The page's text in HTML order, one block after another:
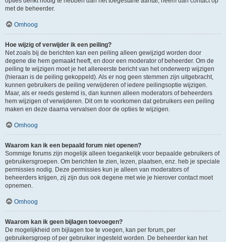
met de beheerder.
Omhoog
Hoe wijzig of verwijder ik een peiling?
Net zoals bij de berichten kan een peiling alleen gewijzigd worden door
degene die hem gemaakt heeft, en door een moderator of beheerder. Om de
peiling te wijzigen moet je het allereerste bericht van het onderwerp wijzigen
(hieraan is de peiling gekoppeld). Als er nog geen stemmen zijn uitgebracht,
kunnen gebruikers de peiling verwijderen of iedere peilingsoptie wijzigen.
Maar, als er reeds gestemd is, dan kunnen alleen moderators of beheerders
hem wijzigen of verwijderen. Dit om te voorkomen dat gebruikers een peiling
maken en deze daarna vervalsen door de opties te wijzigen.
Omhoog
Waarom kan ik een bepaald forum niet openen?
Sommige forums zijn mogelijk alleen toegankelijk voor bepaalde gebruikers of
gebruikersgroepen. Om berichten te zien, lezen, plaatsen, enz. heb je speciale
permissies nodig. Deze permissies kun je alleen van moderators of
beheerders krijgen, zij zijn dus ook degene met wie je hierover contact moet
opnemen.
Omhoog
Waarom kan ik geen bijlagen toevoegen?
De mogelijkheid om bijlagen toe te voegen, kan per forum, per
gebruikersgroep of per gebruiker ingesteld worden. De beheerder kan het